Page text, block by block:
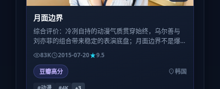
月面边界
综合评价：冷冽自持的动漫气质贯穿始终，乌尔善与
刘亦菲的组合带来稳定的表演底盘；月面边界不是爆
款公式产物，更像一封写给愿意慢下来的人的长信。
83K 2015-07-20
9.5
豆瓣高分
韩国